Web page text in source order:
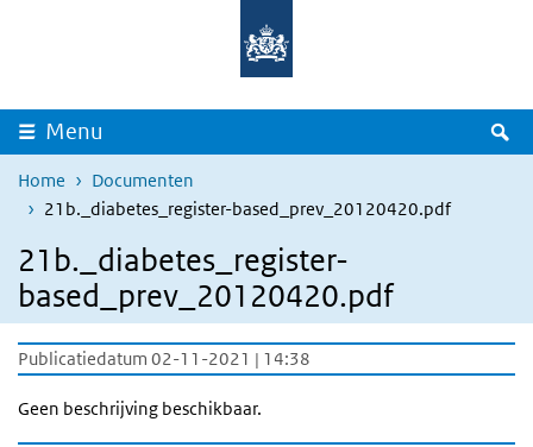
Overslaan en naar de inhoud gaan
Menu
Home
Documenten
21b._diabetes_register-based_prev_20120420.pdf
21b._diabetes_register-
based_prev_20120420.pdf
Publicatiedatum 02-11-2021 | 14:38
Geen beschrijving beschikbaar.